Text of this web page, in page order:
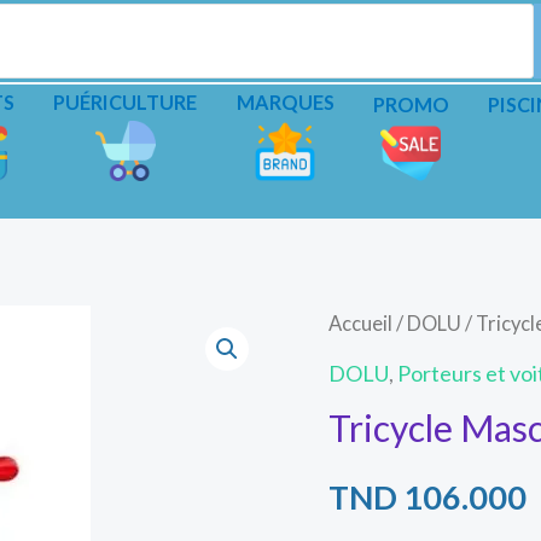
PUÉRICULTURE MARQUES PROMO
Accueil / DOLU /
DOLU, Porteurs et
Tricycle
TND 106.000
quantité
de
Mascott
Dolu